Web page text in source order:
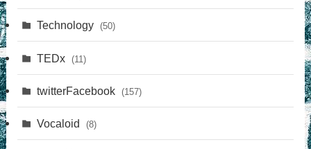
Technology (50)
TEDx (11)
twitterFacebook (157)
Vocaloid (8)